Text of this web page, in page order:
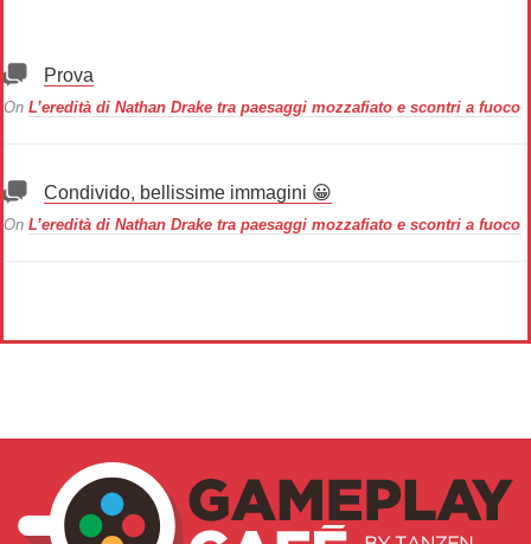
Prova
On L’eredità di Nathan Drake tra paesaggi mozzafiato e scontri a fuoco
Condivido, bellissime immagini 😀
On L’eredità di Nathan Drake tra paesaggi mozzafiato e scontri a fuoco